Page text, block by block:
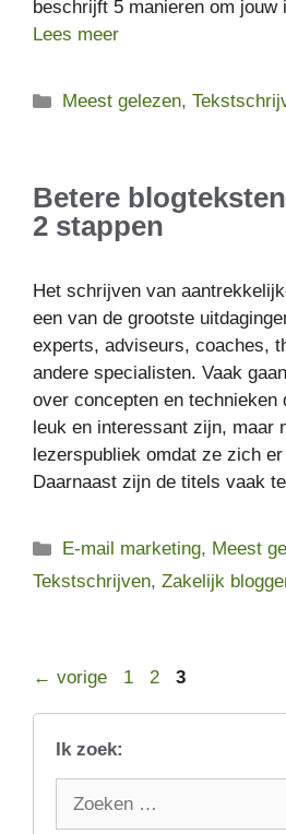
beschrijft 5 manieren om
Lees meer
Categorieën
Meest gelezen,
Betere
2 stappen
Het schrijven van
een van de grootste
experts, adviseurs, coaches,
andere specialisten. Vaak
over concepten en
leuk en interessant zijn, maar
lezerspubliek omdat ze zich
Daarnaast zijn de titels vaak
Categorieën
E-mail marketing, Meest
Tekstschrijven, Zakelijk
← vorige Pagina
1 Pagina
2 Pagina
3
Ik zoek: